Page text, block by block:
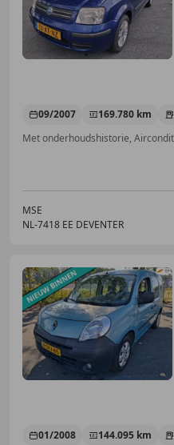
09/2007 169.780 km
MSE
NL-7418 EE DEVENTER
01/2008 144.095 km